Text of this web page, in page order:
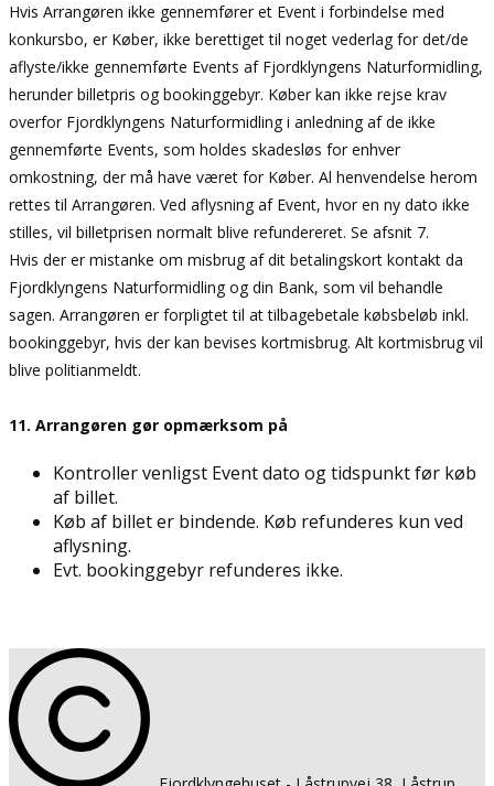
Hvis Arrangøren ikke gennemfører et Event i forbindelse med
konkursbo, er Køber, ikke berettiget til noget vederlag for det/de
aflyste/ikke gennemførte Events af Fjordklyngens Naturformidling,
herunder billetpris og bookinggebyr. Køber kan ikke rejse krav
overfor Fjordklyngens Naturformidling i anledning af de ikke
gennemførte Events, som holdes skadesløs for enhver
omkostning, der må have været for Køber. Al henvendelse herom
rettes til Arrangøren. Ved aflysning af Event, hvor en ny dato ikke
stilles, vil billetprisen normalt blive refundereret. Se afsnit 7.
Hvis der er mistanke om misbrug af dit betalingskort kontakt da
Fjordklyngens Naturformidling og din Bank, som vil behandle
sagen. Arrangøren er forpligtet til at tilbagebetale købsbeløb inkl.
bookinggebyr, hvis der kan bevises kortmisbrug. Alt kortmisbrug vil
blive politianmeldt.
11. Arrangøren gør opmærksom på
Kontroller venligst Event dato og tidspunkt før køb
af billet.
Køb af billet er bindende. Køb refunderes kun ved
aflysning.
Evt. bookinggebyr refunderes ikke.